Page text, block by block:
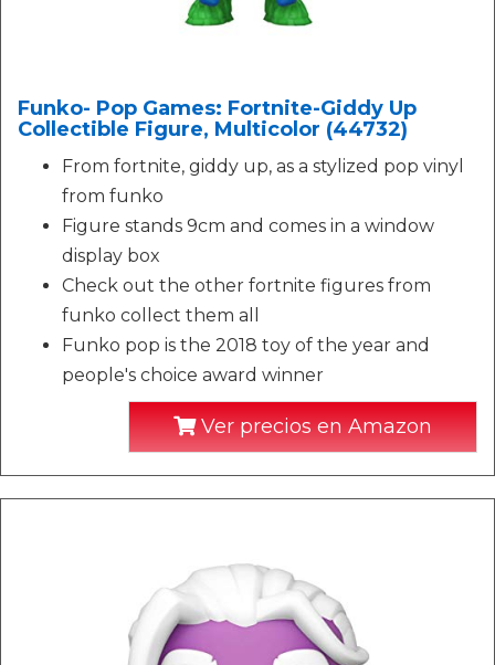
Funko- Pop Games: Fortnite-Giddy Up
Collectible Figure, Multicolor (44732)
From fortnite, giddy up, as a stylized pop vinyl
from funko
Figure stands 9cm and comes in a window
display box
Check out the other fortnite figures from
funko collect them all
Funko pop is the 2018 toy of the year and
people's choice award winner
Ver precios en Amazon